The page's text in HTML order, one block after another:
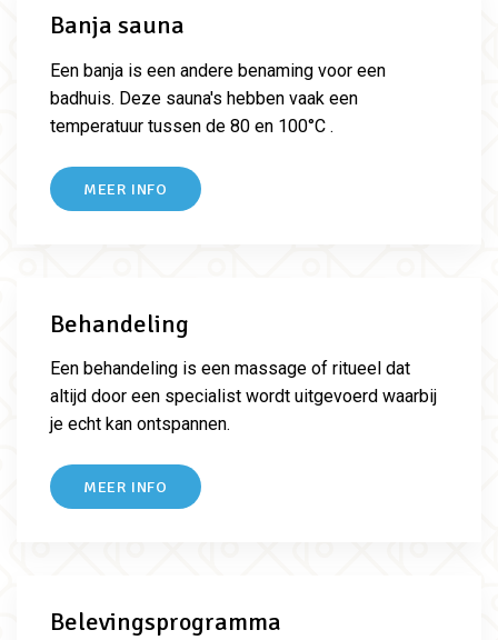
Banja sauna
Een banja is een andere benaming voor een
badhuis. Deze sauna's hebben vaak een
temperatuur tussen de 80 en 100°C .
MEER INFO
Behandeling
Een behandeling is een massage of ritueel dat
altijd door een specialist wordt uitgevoerd waarbij
je echt kan ontspannen.
MEER INFO
Belevingsprogramma